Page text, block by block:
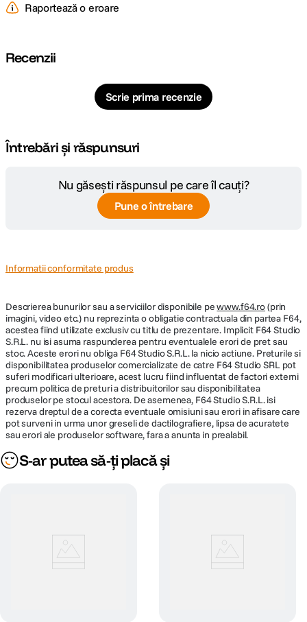
Raportează o eroare
Recenzii
Scrie prima recenzie
Întrebări și răspunsuri
Nu găsești răspunsul pe care îl cauți?
Pune o întrebare
Informatii conformitate produs
Descrierea bunurilor sau a serviciilor disponibile pewww.f64.ro(prin
imagini, video etc.) nu reprezinta o obligatie contractuala din partea F64,
acestea fiind utilizate exclusiv cu titlu de prezentare. Implicit F64 Studio
S.R.L. nu isi asuma raspunderea pentru eventualele erori de pret sau
stoc. Aceste erori nu obliga F64 Studio S.R.L. la nicio actiune. Preturile si
disponibilitatea produselor comercializate de catre F64 Studio SRL pot
suferi modificari ulterioare, acest lucru fiind influentat de factori externi
precum politica de preturi a distribuitorilor sau disponibilitatea
produselor pe stocul acestora. De asemenea, F64 Studio S.R.L. isi
rezerva dreptul de a corecta eventuale omisiuni sau erori in afisare care
pot surveni in urma unor greseli de dactilografiere, lipsa de acuratete
sau erori ale produselor software, fara a anunta in prealabil.
S-ar putea să-ți placă și